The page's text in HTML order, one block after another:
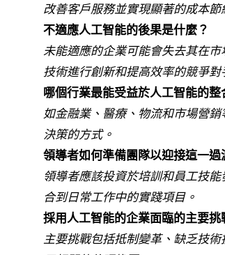
改善客戶服務並實現顯著的成本節
不適應人工智能的後果是什麼？
未能適應的企業可能會失去其在
技術進行創新和提高效率的競爭對
哪個行業最能受益於人工智能的整
如金融業、醫療、物流和市場營
決策的方式。
領導者如何準備團隊以迎接這一過
領導者應該投資於培訓和員工技
合到日常工作中的實踐項目。
採用人工智能的企業面臨的主要挑
主要挑戰包括抵制變革、缺乏技